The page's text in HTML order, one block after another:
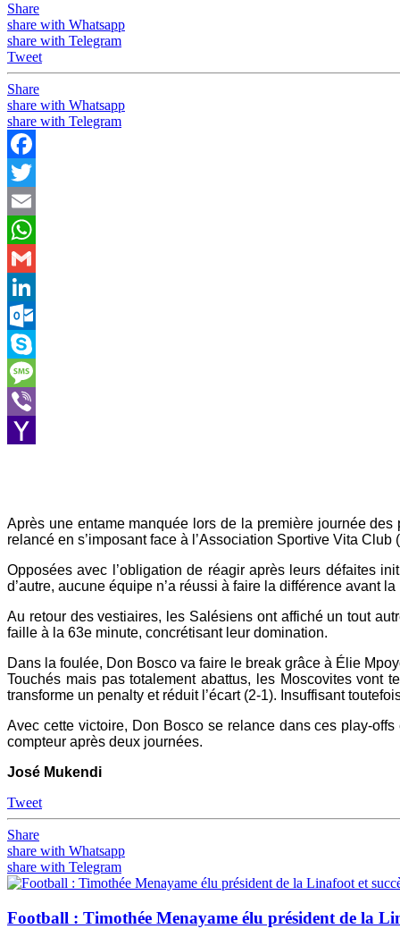
Share
share with Whatsapp
share with Telegram
Tweet
Share
share with Whatsapp
share with Telegram
Facebook
Twitter
Email
WhatsApp
Gmail
LinkedIn
Outlook.com
Skype
Message
Viber
Après une entame manquée lors de la première journée
relancé en s’imposant face à l’Association Sportive Vita
Opposées avec l’obligation de réagir après leurs défaites
d’autre, aucune équipe n’a réussi à faire la différence avant
Au retour des vestiaires, les Salésiens ont affiché un tout
faille à la 63e minute, concrétisant leur domination.
Dans la foulée, Don Bosco va faire le break grâce à Élie
Touchés mais pas totalement abattus, les Moscovites vont
transforme un penalty et réduit l’écart (2-1). Insuffisant
Avec cette victoire, Don Bosco se relance dans ces play-
compteur après deux journées.
José Mukendi
Tweet
Share
share with Whatsapp
share with Telegram
Football : Timothée Menayame élu président de la